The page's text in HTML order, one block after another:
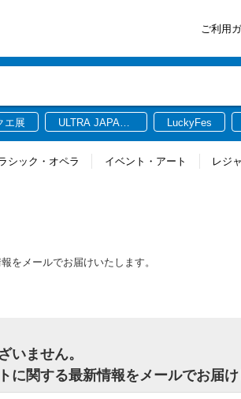
ご利用
エ展
ULTRA JAPAN
LuckyFes
シック・オペラ イベント・アート レジ
をメールでお届けいたします。
いません。
関する最新情報をメールでお届け